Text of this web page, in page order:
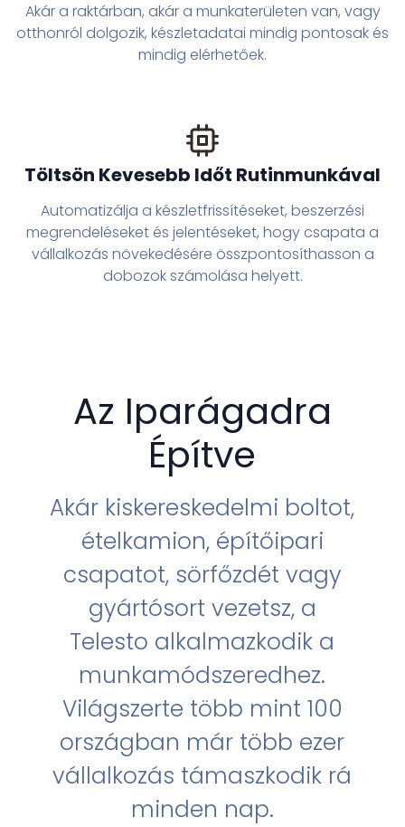
Akár a raktárban, akár a munkaterületen van, vagy
otthonról dolgozik, készletadatai mindig pontosak és
mindig elérhetőek.
Töltsön Kevesebb Időt Rutinmunkával
Automatizálja a készletfrissítéseket, beszerzési
megrendeléseket és jelentéseket, hogy csapata a
vállalkozás növekedésére összpontosíthasson a
dobozok számolása helyett.
Az Iparágadra
Építve
Akár kiskereskedelmi boltot,
ételkamion, építőipari
csapatot, sörfőzdét vagy
gyártósort vezetsz, a
Telesto alkalmazkodik a
munkamódszeredhez.
Világszerte több mint 100
országban már több ezer
vállalkozás támaszkodik rá
minden nap.